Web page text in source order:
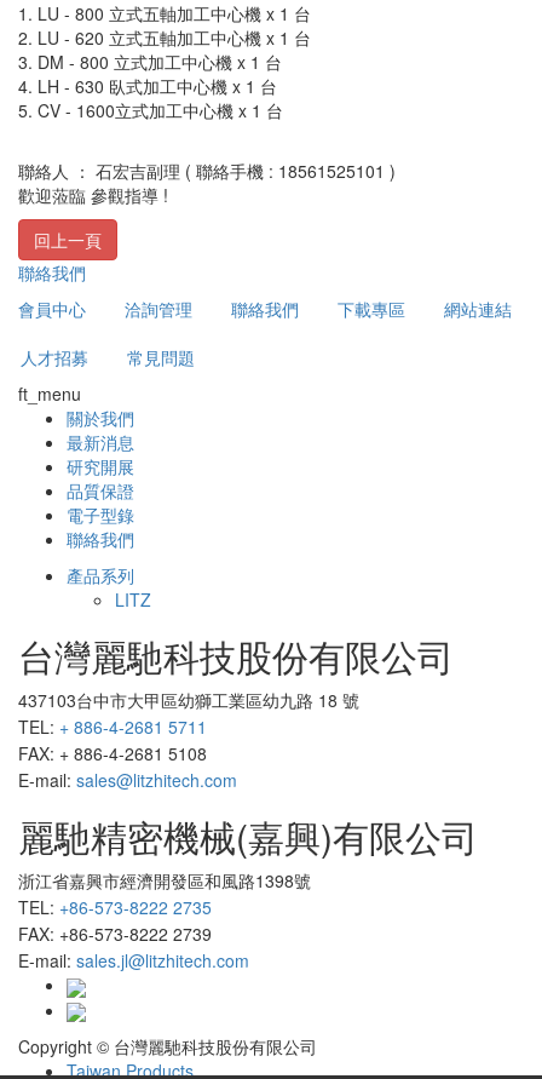
1. LU - 800 立式五軸加工中心機 x 1 台
2. LU - 620 立式五軸加工中心機 x 1 台
3. DM - 800 立式加工中心機 x 1 台
4. LH - 630 臥式加工中心機 x 1 台
5. CV - 1600立式加工中心機 x 1 台
聯絡人 ： 石宏吉副理 ( 聯絡手機 : 18561525101 )
歡迎蒞臨 參觀指導 !
回上一頁
聯絡我們
會員中心
洽詢管理 聯絡我們 下載專區
網站連結
人才招募
常見問題
ft_menu
關於我們
最新消息
研究開展
品質保證
電子型錄
聯絡我們
產品系列
LITZ
台灣麗馳科技股份有限公司
437103台中市大甲區幼獅工業區幼九路 18 號
TEL: + 886-4-2681 5711
FAX: + 886-4-2681 5108
E-mail: sales@litzhitech.com
麗馳精密機械(嘉興)有限公司
浙江省嘉興市經濟開發區和風路1398號
TEL: +86-573-8222 2735
FAX: +86-573-8222 2739
E-mail: sales.jl@litzhitech.com
Copyright © 台灣麗馳科技股份有限公司
Taiwan Products